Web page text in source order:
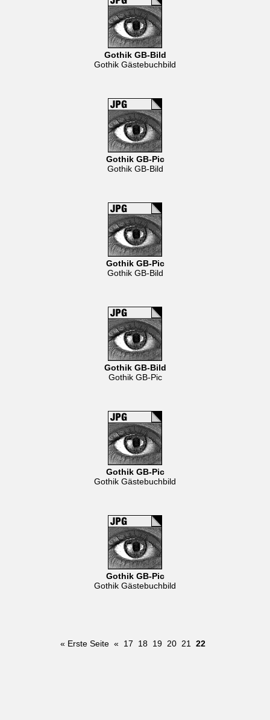
Gothik GB-Bild
Gothik Gästebuchbild
Gothik GB-Pic
Gothik GB-Bild
Gothik GB-Pic
Gothik GB-Bild
Gothik GB-Bild
Gothik GB-Pic
Gothik GB-Pic
Gothik Gästebuchbild
Gothik GB-Pic
Gothik Gästebuchbild
« Erste Seite « 17 18 19 20 21 22